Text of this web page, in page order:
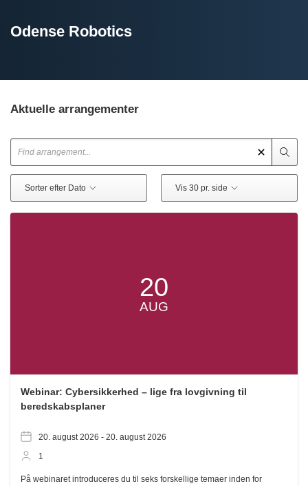
Odense Robotics
Aktuelle arrangementer
Sorter efter Dato Vis 30 pr. side
20
AUG
Webinar: Cybersikkerhed – lige fra lovgivning til
beredskabsplaner
20. august 2026 - 20. august 2026
1
På webinaret introduceres du til seks forskellige temaer inden for